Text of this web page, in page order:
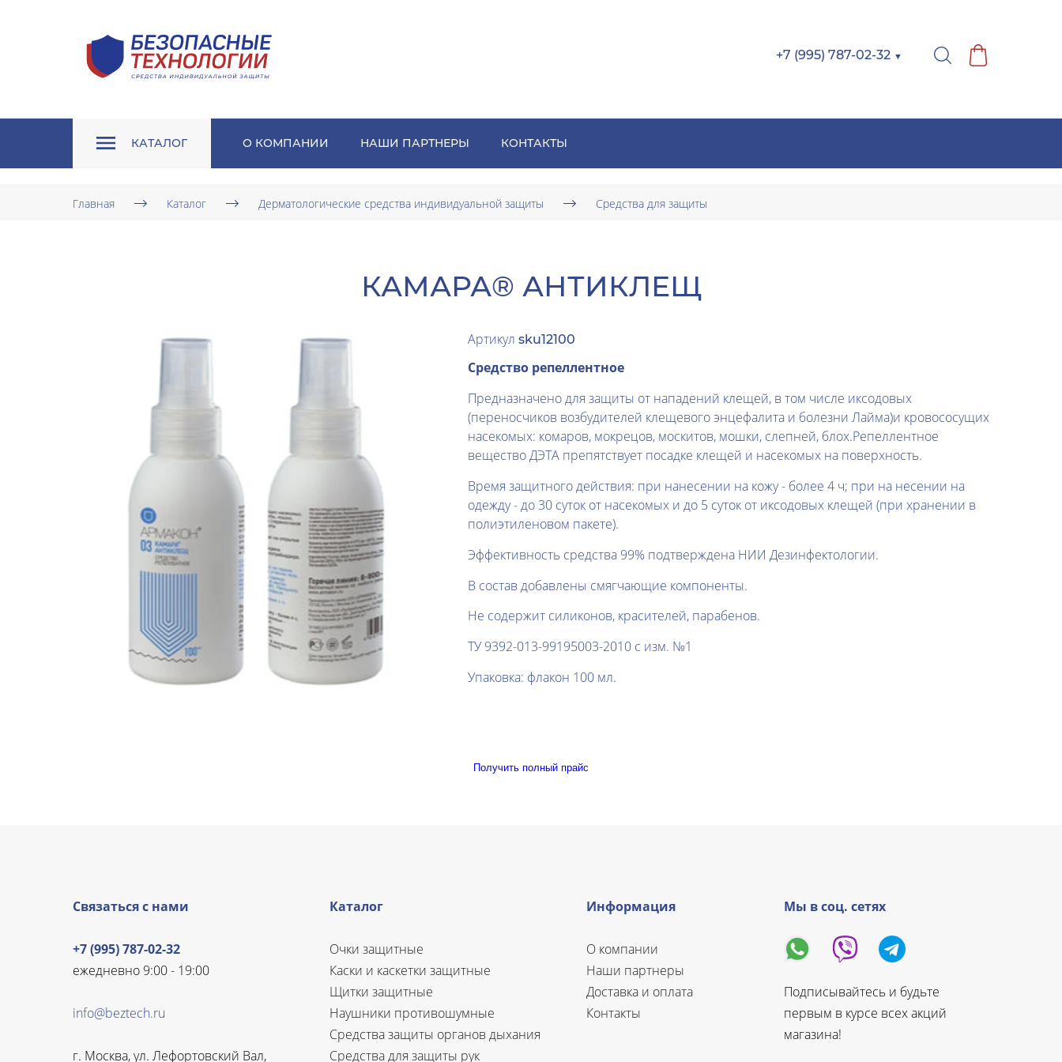
+7 (995) 787-02-32 ▼
КАТАЛОГ О КОМПАНИИ НАШИ ПАРТНЕРЫ КОНТАКТЫ
Главная Каталог Дерматологические средства индивидуальной защиты Средства для защиты
КАМАРА® АНТИКЛЕЩ
Артикул sku12100
Средство репеллентное
Предназначено для защиты от нападений клещей, в том числе иксодовых
(переносчиков возбудителей клещевого энцефалита и болезни Лайма)и кровососущих
насекомых: комаров, мокрецов, москитов, мошки, слепней, блох.Репеллентное
вещество ДЭТА препятствует посадке клещей и насекомых на поверхность.
Время защитного действия: при нанесении на кожу - более 4 ч; при на несении на
одежду - до 30 суток от насекомых и до 5 суток от иксодовых клещей (при хранении в
полиэтиленовом пакете).
Эффективность средства 99% подтверждена НИИ Дезинфектологии.
В состав добавлены смягчающие компоненты.
Не содержит силиконов, красителей, парабенов.
ТУ 9392-013-99195003-2010 с изм. №1
Упаковка: флакон 100 мл.
Получить полный прайс
Мы в соц. сетях
Подписывайтесь и будьте
первым в курсе всех акций
магазина!
Связаться с нами
+7 (995) 787-02-32
ежедневно 9:00 - 19:00
info@beztech.ru
г. Москва, ул. Лефортовский Вал,
Каталог
Очки защитные
Каски и каскетки защитные
Щитки защитные
Наушники противошумные
Средства защиты органов дыхания
Средства для защиты рук
Информация
О компании
Наши партнеры
Доставка и оплата
Контакты